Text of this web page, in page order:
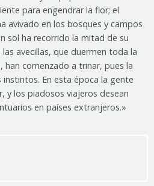
para engendrar la flor; el
avivado en los bosques y campos
sol ha recorrido la mitad de su
avecillas, que duermen toda la
comenzado a trinar, pues la
En esta época la gente
y los piadosos viajeros desean
en países extranjeros.»